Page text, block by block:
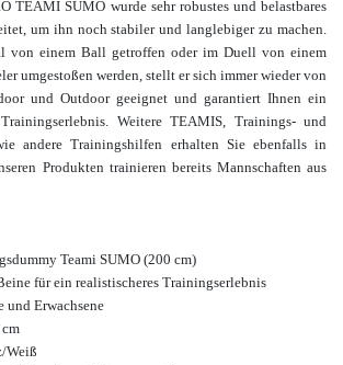
TEAMI SUMO wurde sehr robustes und belastbares
um ihn noch stabiler und langlebiger zu machen.
von einem Ball getroffen oder im Duell von einem
umgestoßen werden, stellt er sich immer wieder von
und Outdoor geeignet und garantiert Ihnen ein
Trainingserlebnis. Weitere TEAMIS, Trainings- und
andere Trainingshilfen erhalten Sie ebenfalls in
Produkten trainieren bereits Mannschaften aus
Teami SUMO (200 cm)
für ein realistischeres Trainingserlebnis
und Erwachsene
Weiß